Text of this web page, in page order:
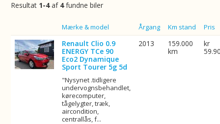
Resultat 1-4af 4fundne biler
Mærke & model Årgang Km stand Pris
Renault Clio 0.9
ENERGY TCe 90
Eco2 Dynamique
Sport Tourer 5g 5d
"Nysynet .tidligere
undervognsbehandlet,
kørecomputer,
tågelygter, træk,
aircondition,
centrallås, f...
2013
159.000
km
kr